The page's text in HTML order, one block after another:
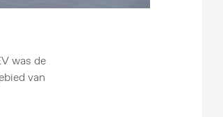
was de
van